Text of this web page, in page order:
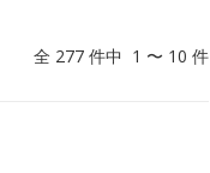
全 277 件中 1 〜 10 件